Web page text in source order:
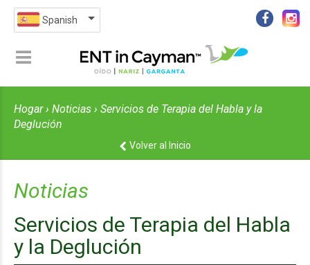
Spanish
Hogar› Noticias › Servicios de Terapia del Habla y la
Deglución
Volver al Inicio
Noticias
Servicios de Terapia del Habla
y la Deglución